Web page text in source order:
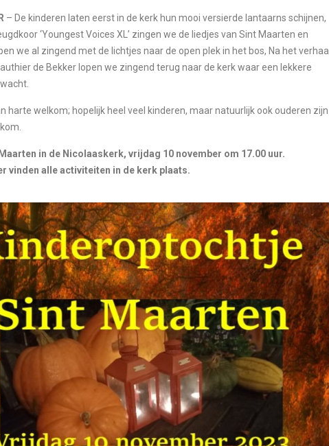
– De kinderen laten eerst in de kerk hun mooi versierde lantaarns schijnen,
‘Youngest Voices XL’ zingen we de liedjes van Sint Maarten en
we al zingend met de lichtjes naar de open plek in het bos, Na het verhaal
de Bekker lopen we zingend terug naar de kerk waar een lekkere
harte welkom; hopelijk heel veel kinderen, maar natuurlijk ook ouderen zijn
in de Nicolaaskerk, vrijdag 10 november om 17.00 uur.
vinden alle activiteiten in de kerk plaats.